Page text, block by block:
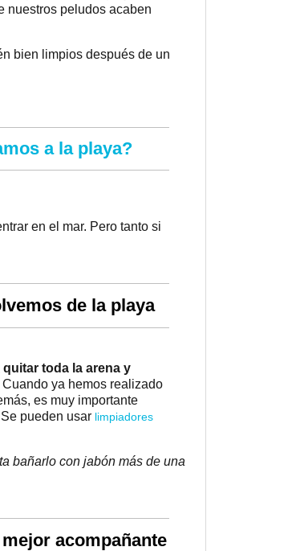
nuestros peludos acaben
bien limpios después de un
a la playa?
en el mar. Pero tanto si
de la playa
quitar toda la arena y
ya hemos realizado
es muy importante
Se pueden usar limpiadores
bañarlo con jabón más de una
acompañante